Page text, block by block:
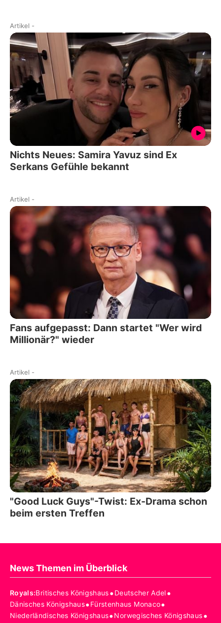
Artikel -
Nichts Neues: Samira Yavuz sind Ex
Serkans Gefühle bekannt
Artikel -
Fans aufgepasst: Dann startet "Wer wird
Millionär?" wieder
Artikel -
"Good Luck Guys"-Twist: Ex-Drama schon
beim ersten Treffen
News Themen im Überblick
Royals:Britisches Königshaus•Deutscher Adel•
Dänisches Königshaus•Fürstenhaus Monaco•
Niederländisches Königshaus•Norwegisches Königshaus•